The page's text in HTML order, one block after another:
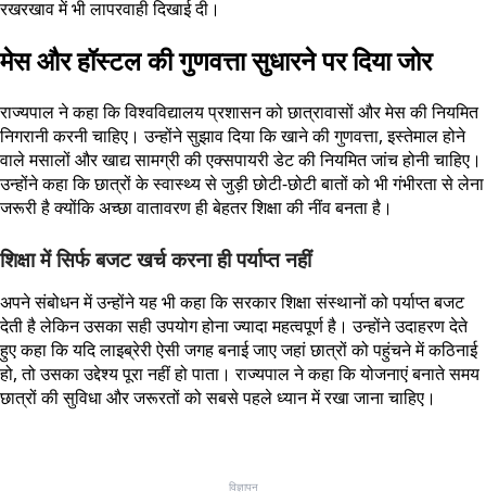
रखरखाव में भी लापरवाही दिखाई दी।
मेस और हॉस्टल की गुणवत्ता सुधारने पर दिया जोर
राज्यपाल ने कहा कि विश्वविद्यालय प्रशासन को छात्रावासों और मेस की नियमित
निगरानी करनी चाहिए। उन्होंने सुझाव दिया कि खाने की गुणवत्ता, इस्तेमाल होने
वाले मसालों और खाद्य सामग्री की एक्सपायरी डेट की नियमित जांच होनी चाहिए।
उन्होंने कहा कि छात्रों के स्वास्थ्य से जुड़ी छोटी-छोटी बातों को भी गंभीरता से लेना
जरूरी है क्योंकि अच्छा वातावरण ही बेहतर शिक्षा की नींव बनता है।
शिक्षा में सिर्फ बजट खर्च करना ही पर्याप्त नहीं
अपने संबोधन में उन्होंने यह भी कहा कि सरकार शिक्षा संस्थानों को पर्याप्त बजट
देती है लेकिन उसका सही उपयोग होना ज्यादा महत्वपूर्ण है। उन्होंने उदाहरण देते
हुए कहा कि यदि लाइब्रेरी ऐसी जगह बनाई जाए जहां छात्रों को पहुंचने में कठिनाई
हो, तो उसका उद्देश्य पूरा नहीं हो पाता। राज्यपाल ने कहा कि योजनाएं बनाते समय
छात्रों की सुविधा और जरूरतों को सबसे पहले ध्यान में रखा जाना चाहिए।
विज्ञापन